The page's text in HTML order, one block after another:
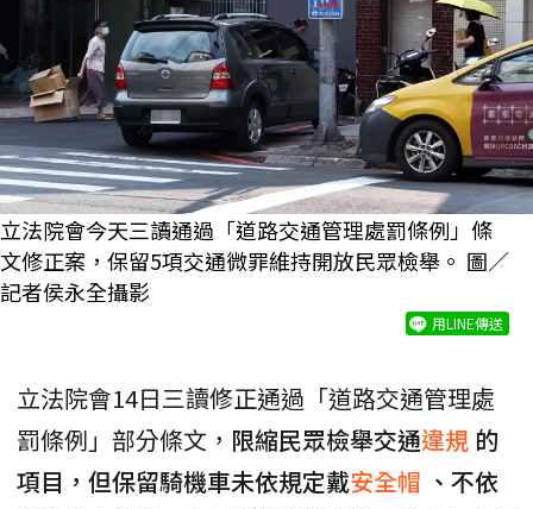
立法院會今天三讀通過「道路交通管理處罰條例」條
文修正案，保留5項交通微罪維持開放民眾檢舉。 圖／
記者侯永全攝影
用LINE傳送
立法院會14日三讀修正通過「道路交通管理處
罰條例」部分條文， 限縮民眾檢舉交通違規 的
項目，但保留騎機車未依規定戴安全帽 、不依